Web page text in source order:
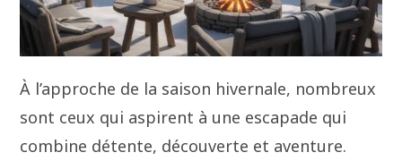
À l’approche de la saison hivernale, nombreux
sont ceux qui aspirent à une escapade qui
combine détente, découverte et aventure.